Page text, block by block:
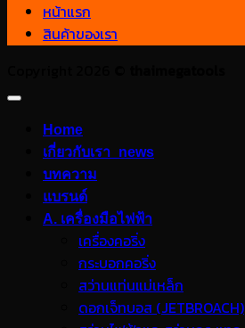
หน้าแรก
สินค้าของเรา
Home
เกี่ยวกับเรา_news
บทความ
แบรนด์
A. เครื่องมือไฟฟ้า
เครื่องคอริ่ง
กระบอกคอริ่ง
สว่านแท่นแม่เหล็ก
ดอกเจ็ทบอส (JETBROACH)